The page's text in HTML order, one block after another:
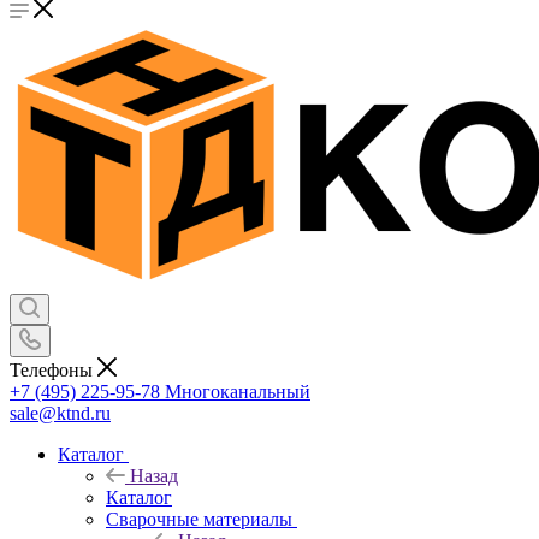
Телефоны
+7 (495) 225-95-78 Многоканальный
sale@ktnd.ru
Каталог
Назад
Каталог
Сварочные материалы